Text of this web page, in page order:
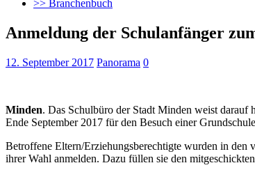
>> Branchenbuch
Anmeldung der Schulanfänger
12. September 2017 Panorama 0
Minden. Das Schulbüro der Stadt Minden weist
Ende September 2017 für den Besuch einer
Betroffene Eltern/Erziehungsberechtigte wurden in
ihrer Wahl anmelden. Dazu füllen sie den